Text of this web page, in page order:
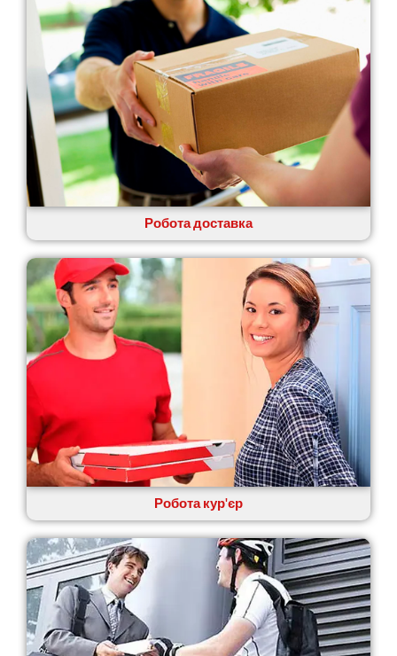
Гатне
Глеваха
Горішні Плавні
Гостомель
Харків
Херсон
Хмельницький
Хмільник
Ірпінь
Івано-Франківськ
Ізмаїл
Кагарлик
Калуш
Кам’янець-Подільський
Кам’янка
Кам’янське
Канів
Козятин
Київ
Коцюбинське
Конотоп
Коростень
Корсунь-Шевченківський
Ковель
Козин
Красноград
Кременчук
Кременець
Кривий Ріг
Кролевець
Робота доставка
Робота кур'єр